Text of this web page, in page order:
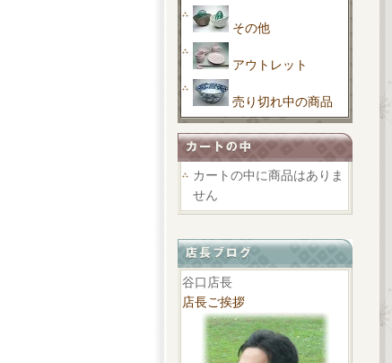
その他
アウトレット
売り切れ中の商品
カートの中に商品はありま
せん
谷口店長
店長ご挨拶